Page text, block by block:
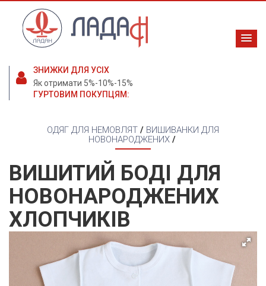
ЗНИЖКИ ДЛЯ УСІХ
Як отримати 5%-10%-15%
ГУРТОВИМ ПОКУПЦЯМ:
ОДЯГ ДЛЯ НЕМОВЛЯТ / ВИШИВАНКИ ДЛЯ
НОВОНАРОДЖЕНИХ/
ВИШИТИЙ БОДІ ДЛЯ
НОВОНАРОДЖЕНИХ
ХЛОПЧИКІВ